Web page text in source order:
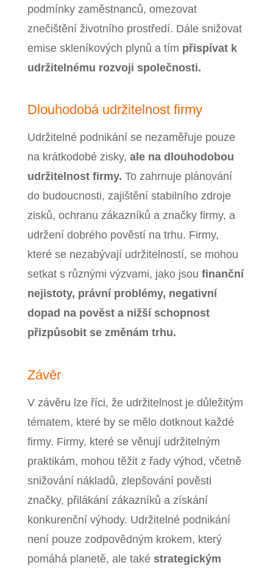
podmínky zaměstnanců, omezovat
znečištění životního prostředí. Dále snižovat
emise skleníkových plynů a tím přispívat k
udržitelnému rozvoji společnosti.
Dlouhodobá udržitelnost firmy
Udržitelné podnikání se nezaměřuje pouze
na krátkodobé zisky, ale na dlouhodobou
udržitelnost firmy. To zahrnuje plánování
do budoucnosti, zajištění stabilního zdroje
zisků, ochranu zákazníků a značky firmy, a
udržení dobrého pověstí na trhu. Firmy,
které se nezabývají udržitelností, se mohou
setkat s různými výzvami, jako jsou finanční
nejistoty, právní problémy, negativní
dopad na pověst a nižší schopnost
přizpůsobit se změnám trhu.
Závěr
V závěru lze říci, že udržitelnost je důležitým
tématem, které by se mělo dotknout každé
firmy. Firmy, které se věnují udržitelným
praktikám, mohou těžit z řady výhod, včetně
snižování nákladů, zlepšování pověsti
značky, přilákání zákazníků a získání
konkurenční výhody. Udržitelné podnikání
není pouze zodpovědným krokem, který
pomáhá planetě, ale také strategickým